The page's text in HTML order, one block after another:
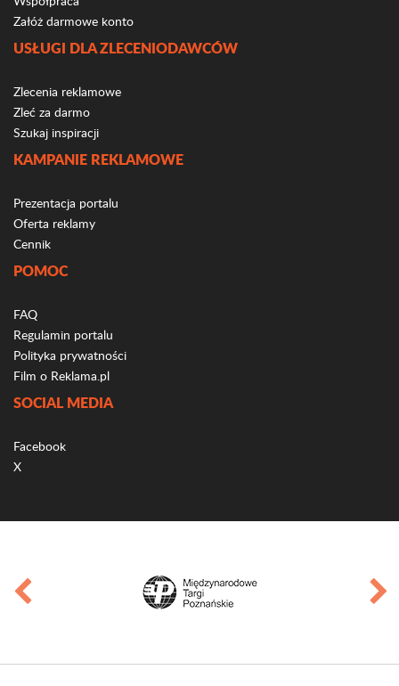
Załóż darmowe konto
USŁUGI DLA ZLECENIODAWCÓW
Zlecenia reklamowe
Zleć za darmo
Szukaj inspiracji
KAMPANIE REKLAMOWE
Prezentacja portalu
Oferta reklamy
Cennik
POMOC
FAQ
Regulamin portalu
Polityka prywatności
Film o Reklama.pl
SOCIAL MEDIA
Facebook
X